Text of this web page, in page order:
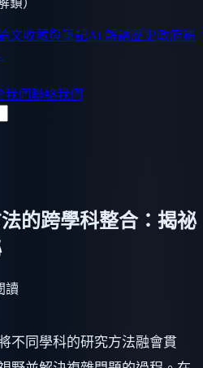
鎖）
文收藏與筆記AI 解讀歷史政府補
我們聯絡我們
的跨學科整合：揭祕
讀
不同學科的研究方法融會貫